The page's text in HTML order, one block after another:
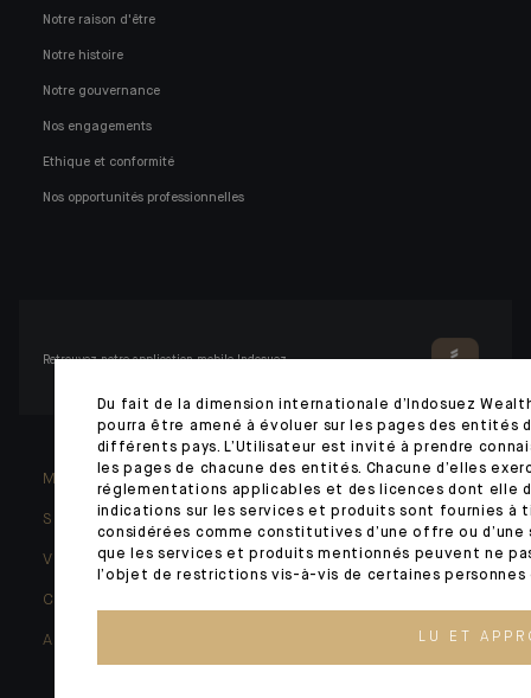
Notre raison d'être
Notre histoire
Notre gouvernance
Nos engagements
Ethique et conformité
Nos opportunités professionnelles
Retrouvez notre application mobile Indosuez
MENTIONS LÉGALES
SÉCURITÉ
VOS DONNÉES PERSONNELLES
COOKIES
ACCESSIBILITÉ : NON CONFORME
Du fait de la dimension internationale d’Indosuez
pourra être amené à évoluer sur les pages des entités
différents pays. L’Utilisateur est invité à prendre
les pages de chacune des entités. Chacune d’elles
réglementations applicables et des licences dont elle
indications sur les services et produits sont fournies
considérées comme constitutives d’une offre ou
que les services et produits mentionnés peuvent ne
l’objet de restrictions vis-à-vis de certaines personnes
LU ET